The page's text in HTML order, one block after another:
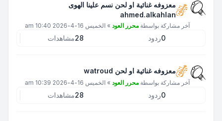
معزوفه غنائية او لحن نسم علينا الهوى
ahmed.alkahlan
آخر مشاركة بواسطة محرر العود » الخميس 16-4-2026 10:40 am
0ردود 28مشاهدات
معزوفه غنائية او لحن watroud
آخر مشاركة بواسطة محرر العود » الخميس 16-4-2026 10:39 am
0ردود 28مشاهدات